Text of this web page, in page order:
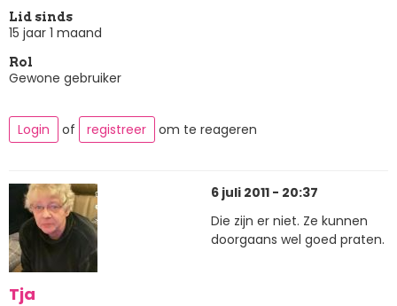
Lid sinds
15 jaar 1 maand
Rol
Gewone gebruiker
Login of registreer om te reageren
Tja
6 juli 2011 - 20:37
Die zijn er niet. Ze kunnen
doorgaans wel goed praten.